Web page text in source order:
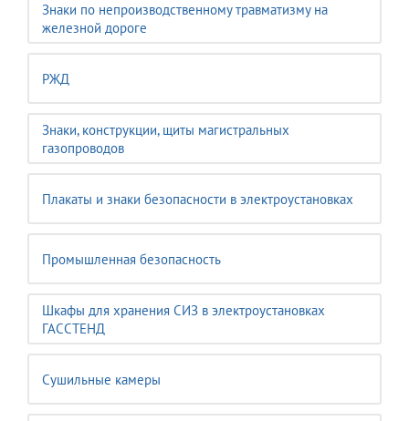
Знаки по непроизводственному травматизму на
железной дороге
РЖД
Знаки, конструкции, щиты магистральных
газопроводов
Плакаты и знаки безопасности в электроустановках
Промышленная безопасность
Шкафы для хранения СИЗ в электроустановках
ГАССТЕНД
Сушильные камеры